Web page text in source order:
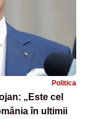
Politica
„Este cel
în ultimii